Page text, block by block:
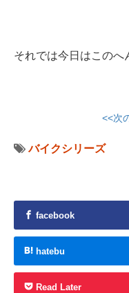
それでは今日はこのへ
<<次
バイクシリーズ
facebook
hatebu
Read Later